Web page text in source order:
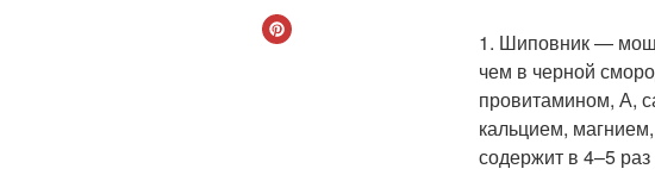
1. Шиповник —
чем в черной
провитамином, А,
кальцием,
содержит в 4–5